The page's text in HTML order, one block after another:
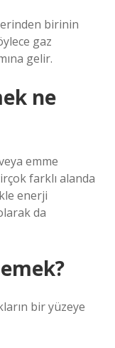
birinin
gaz
gelir.
ne
emme
farklı alanda
enerji
da
bir yüzeye